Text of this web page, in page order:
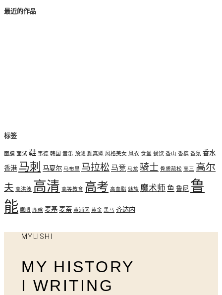
最近的作品
标签
面膜 面试 鞋 韦德 韩国 音乐 预测 颜真卿 风格美女 风衣 食堂 餐饮 香山 香槟 香氛 香水
香港 马刺 马夏尔 马布里 马拉松 马竞 马龙 骑士 骨质疏松 高三 高尔
夫 高洪波 高清 高等教育 高考 高血脂 魅族 魔术师 鱼 鲁尼 鲁
能 鹰眼 鹿晗 麦基麦蒂 黄浦区 黄金 黑马 齐达内
MYLISHI
MY HISTORY
I WRITING